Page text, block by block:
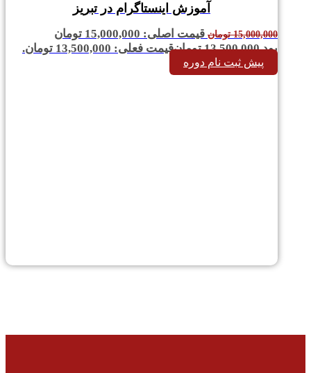
آموزش اینستاگرام در تبریز
15,000,000 تومان
قیمت اصلی: 15,000,000 تومان
بود.13,500,000 تومانقیمت فعلی: 13,500,000 تومان.
پیش ثبت نام دوره